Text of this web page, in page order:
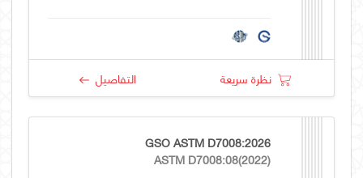
نظرة سريعة التفاصيل
GSO ASTM D7008:2026
ASTM D7008:08(2022)